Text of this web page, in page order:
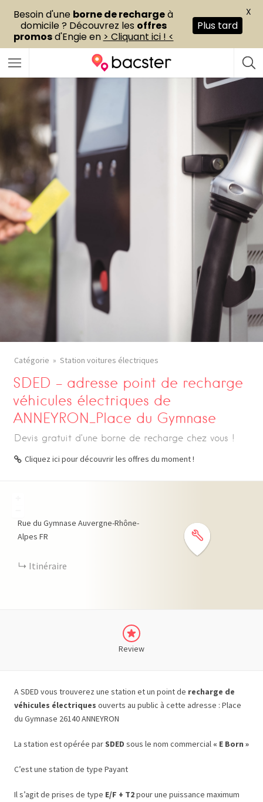
Catégorie Station voitures électriques
SDED – adresse point de recharge
véhicules électriques de
ANNEYRON_Place du Gymnase
Devis gratuit d’une borne de recharge chez vous !
Cliquez ici pour découvrir les offres du moment !
Rue du Gymnase Auvergne-Rhône-
Alpes FR
Itinéraire
Review
A SDED vous trouverez une station et un point de recharge de
véhicules électriques ouverts au public à cette adresse : Place
du Gymnase 26140 ANNEYRON
La station est opérée par SDED sous le nom commercial « E Born »
C’est une station de type Payant
Il s’agit de prises de type E/F + T2pour une puissance maximum
Besoin d'une borne de rechargeà
domicile ? Découvrez les offres
promosd'Engie en > Cliquant ici ! <
Plus tard
X